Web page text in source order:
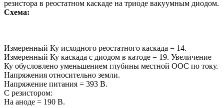
резистора в реостатном каскаде на триоде вакуумным диодом.
Схема:
Измеренный Ку исходного реостатного каскада = 14.
Измеренный Ку каскада с диодом в катоде = 19. Увеличение
Ку обусловлено уменьшением глубины местной ООС по току.
Напряжения относительно земли.
Напряжение питания = 393 В.
С резистором:
На аноде = 190 В.